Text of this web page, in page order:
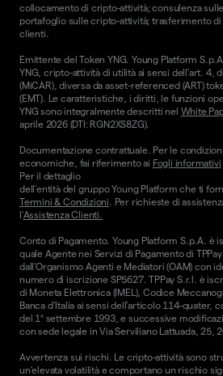
collocamento di cripto-attività; consulenza
portafoglio sulle cripto-attività; trasferimento
clienti.
Emittente del Token YNG. Young Platform
YNG, cripto-attività di utilità ai sensi dell'art. 4,
(MiCAR), diversa da asset-referenced (ART)
(EMT). Le caratteristiche, i diritti, le funzioni
YNG sono integralmente descritti nel White
aprile 2026 (DTI: RGN2XS8ZG).
Documentazione contrattuale. Per le
economiche, fai riferimento ai Fogli informativi
Per il dettaglio
dell'entità del gruppo Young Platform che ti
Termini & Condizioni. Per richieste di
l'Assistenza Clienti.
Conto di Pagamento. Young Platform S.p.A. è
quale Agente nei Servizi di Pagamento di
dall’Organismo Agenti e Mediatori (OAM) con
numero di iscrizione SP5627. TPPay S.r.l. è
di Moneta Elettronica (IMEL), Codice
Banca d’Italia ai sensi dell’articolo 114-quater,
del 1° settembre 1993, e successive
con sede legale in Via Serviliano Lattuada, 25,
Avvertenza sui rischi. Le cripto-attività sono
un'elevata volatilità e comportano un rischio